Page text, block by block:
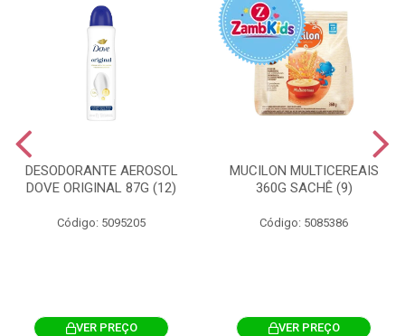
DESODORANTE AEROSOL
DOVE ORIGINAL 87G (12)
Código: 5095205
VER PREÇO
MUCILON MULTICEREAIS
360G SACHÊ (9)
Código: 5085386
VER PREÇO